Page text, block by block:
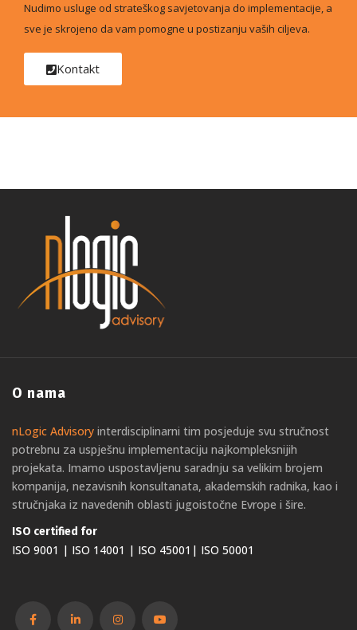
Nudimo usluge od strateškog savjetovanja do implementacije, a
sve je skrojeno da vam pomogne u postizanju vaših ciljeva.
Kontakt
O nama
nLogic Advisory interdisciplinarni tim posjeduje svu stručnost
potrebnu za uspješnu implementaciju najkompleksnijih
projekata. Imamo uspostavljenu saradnju sa velikim brojem
kompanija, nezavisnih konsultanata, akademskih radnika, kao i
stručnjaka iz navedenih oblasti jugoistočne Evrope i šire.
ISO certified for
ISO 9001 | ISO 14001 | ISO 45001| ISO 50001